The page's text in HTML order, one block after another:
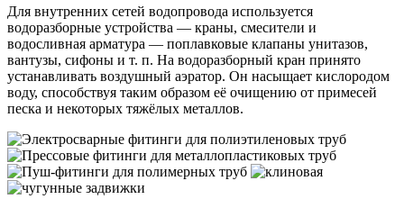
Для внутренних сетей водопровода используется
водоразборные устройства — краны, смесители и
водосливная арматура — поплавковые клапаны унитазов,
вантузы, сифоны и т. п. На водоразборный кран принято
устанавливать воздушный аэратор. Он насыщает кислородом
воду, способствуя таким образом её очищению от примесей
песка и некоторых тяжёлых металлов.